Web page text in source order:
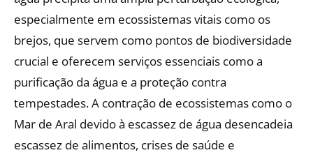
especialmente em ecossistemas vitais como os
brejos, que servem como pontos de biodiversidade
crucial e oferecem serviços essenciais como a
purificação da água e a proteção contra
tempestades. A contração de ecossistemas como o
Mar de Aral devido à escassez de água desencadeia
escassez de alimentos, crises de saúde e